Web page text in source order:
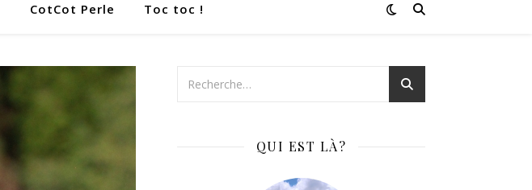
CotCot Perle Toc toc !
QUI EST LÀ?